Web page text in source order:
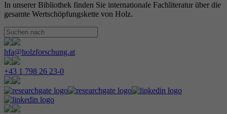
In unserer Bibliothek finden Sie internationale Fachliteratur über die
gesamte Wertschöpfungskette von Holz.
hfa@holzforschung.at
+43 1 798 26 23-0